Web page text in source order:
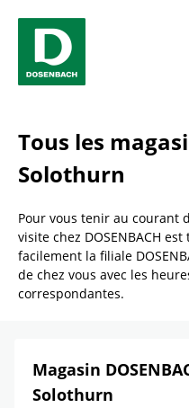
Tous les
Solothurn
Pour vous tenir au courant
visite chez DOSENBACH
facilement la filiale
de chez vous avec les
correspondantes.
Magasin
Solothurn